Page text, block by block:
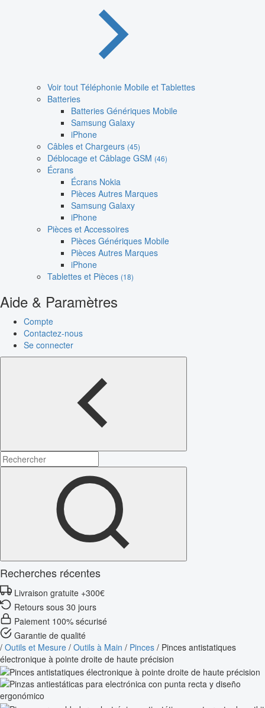
Voir tout Téléphonie Mobile et Tablettes
Batteries
Batteries Génériques Mobile
Samsung Galaxy
iPhone
Câbles et Chargeurs (45)
Déblocage et Câblage GSM (46)
Écrans
Écrans Nokia
Pièces Autres Marques
Samsung Galaxy
iPhone
Pièces et Accessoires
Pièces Génériques Mobile
Pièces Autres Marques
iPhone
Tablettes et Pièces (18)
Aide & Paramètres
Compte
Contactez-nous
Se connecter
Recherches récentes
Livraison gratuite +300€
Retours sous 30 jours
Paiement 100% sécurisé
Garantie de qualité
/ Outils et Mesure / Outils à Main / Pinces / Pinces antistatiques
électronique à pointe droite de haute précision